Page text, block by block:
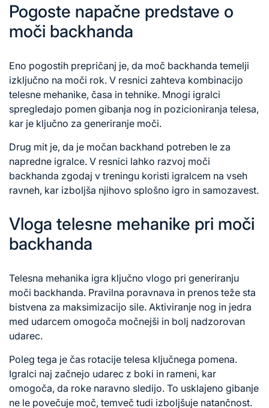
Pogoste napačne predstave o
moči backhanda
Eno pogostih prepričanj je, da moč backhanda temelji
izključno na moči rok. V resnici zahteva kombinacijo
telesne mehanike, časa in tehnike. Mnogi igralci
spregledajo pomen gibanja nog in pozicioniranja telesa,
kar je ključno za generiranje moči.
Drug mit je, da je močan backhand potreben le za
napredne igralce. V resnici lahko razvoj moči
backhanda zgodaj v treningu koristi igralcem na vseh
ravneh, kar izboljša njihovo splošno igro in samozavest.
Vloga telesne mehanike pri moči
backhanda
Telesna mehanika igra ključno vlogo pri generiranju
moči backhanda. Pravilna poravnava in prenos teže sta
bistvena za maksimizacijo sile. Aktiviranje nog in jedra
med udarcem omogoča močnejši in bolj nadzorovan
udarec.
Poleg tega je čas rotacije telesa ključnega pomena.
Igralci naj začnejo udarec z boki in rameni, kar
omogoča, da roke naravno sledijo. To usklajeno gibanje
ne le povečuje moč, temveč tudi izboljšuje natančnost.